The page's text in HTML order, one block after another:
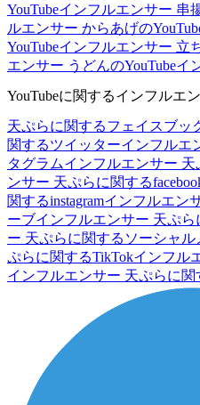
YouTubeインフルエンサー 串
ルエンサー からあげの
YouTubeインフルエンサー 立
エンサー うどんのYouTubeイ
YouTubeに関するインフルエ
天ぷらに関するフェイスブッ
関するツイッターインフルエ
タグラムインフルエンサー 天
ンサー 天ぷらに関する
関するinstagramインフルエン
ーブインフルエンサー 天ぷら
ー 天ぷらに関するソーシャ
ぷらに関するTikTokインフル
インフルエンサー 天ぷらに関